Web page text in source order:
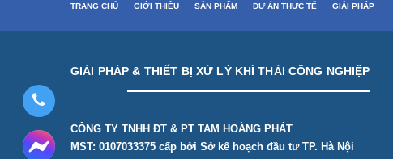
TRANG CHỦ GIỚI THIỆU SẢN PHẨM DỰ ÁN THỰC TẾ GIẢI PHÁP
GIẢI PHÁP & THIẾT BỊ XỬ LÝ KHÍ THẢI CÔNG NGHIỆP
CÔNG TY TNHH ĐT & PT TAM HOÀNG PHÁT
MST: 0107033375 cấp bởi Sở kế hoạch đầu tư TP. Hà Nội